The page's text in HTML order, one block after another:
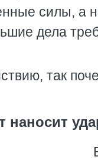
силы, а
дела
так
наносит